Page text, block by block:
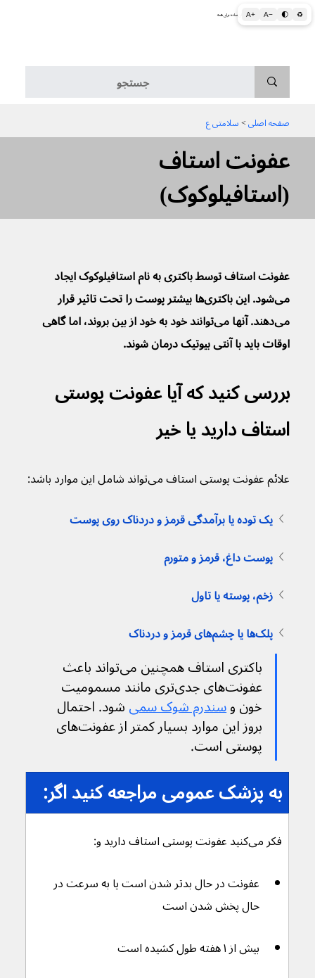
A+ A− 🌓 ♻ اطلاعات پزشکی و بهداشتی به زبان ساده برای همه
عفونت استاف
(استافیلوکوک)
صفحه اصلی > سلامتی ع
عفونت استاف توسط باکتری به نام استافیلوکوک ایجاد
می‌شود. این باکتری‌ها بیشتر پوست را تحت تاثیر قرار
می‌دهند. آنها می‌توانند خود به خود از بین بروند، اما گاهی
اوقات باید با آنتی بیوتیک درمان شوند.
بررسی کنید که آیا عفونت پوستی
استاف دارید یا خیر
علائم عفونت پوستی استاف می‌تواند شامل این موارد باشد:
یک توده یا برآمدگی قرمز و دردناک روی پوست
پوست داغ، قرمز و متورم
زخم، پوسته یا تاول
پلک‌ها یا چشم‌های قرمز و دردناک
باکتری استاف همچنین می‌تواند باعث
عفونت‌های جدی‌تری مانند مسمومیت
خون و سندرم شوک سمی شود. احتمال
بروز این موارد بسیار کمتر از عفونت‌های
پوستی است.
به پزشک عمومی مراجعه کنید اگر:
فکر می‌کنید عفونت پوستی استاف دارید و:
عفونت در حال بدتر شدن است یا به سرعت در
حال پخش شدن است
بیش از ۱ هفته طول کشیده است